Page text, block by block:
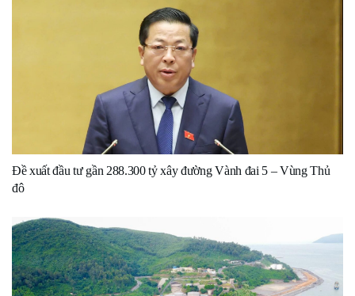
Đề xuất đầu tư gần 288.300 tỷ xây đường Vành đai 5 – Vùng Thủ
đô